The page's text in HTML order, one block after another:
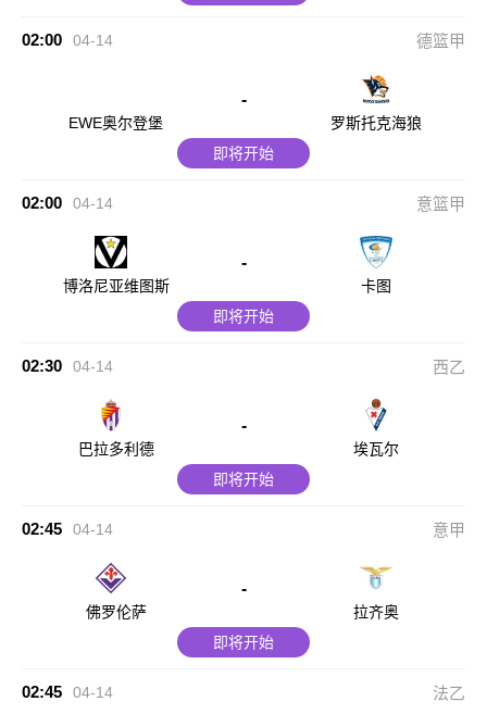
02:00 04-14 德篮甲
EWE奥尔登堡
-
罗斯托克海狼
即将开始
02:00 04-14 意篮甲
博洛尼亚维图斯
-
卡图
即将开始
02:30 04-14 西乙
巴拉多利德
-
埃瓦尔
即将开始
02:45 04-14 意甲
佛罗伦萨
-
拉齐奥
即将开始
02:45 04-14 法乙